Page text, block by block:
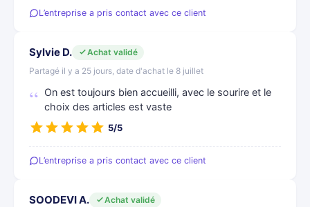
L’entreprise a pris contact avec ce client
Sylvie D.
Achat validé
Partagé il y a 25 jours, date d'achat le 8 juillet
On est toujours bien accueilli, avec le sourire et le
choix des articles est vaste
5/5
L’entreprise a pris contact avec ce client
SOODEVI A.
Achat validé